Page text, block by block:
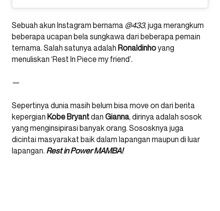
Sebuah akun Instagram bernama @433, juga merangkum
beberapa ucapan bela sungkawa dari beberapa pemain
ternama. Salah satunya adalah Ronaldinhoyang
menuliskan ‘Rest In Piece my friend’.
—
Sepertinya dunia masih belum bisa move on dari berita
kepergian Kobe Bryantdan Gianna, dirinya adalah sosok
yang menginsipirasi banyak orang. Sososknya juga
dicintai masyarakat baik dalam lapangan maupun di luar
lapangan. Rest in Power MAMBA!